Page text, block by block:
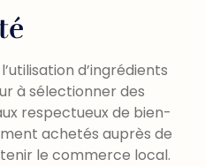
d’ingrédients
à sélectionner des
respectueux de bien-
achetés auprès de
le commerce local.